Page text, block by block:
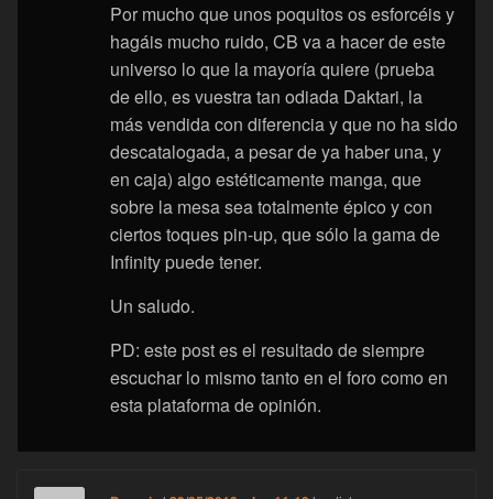
Por mucho que unos poquitos os esforcéis y
hagáis mucho ruido, CB va a hacer de este
universo lo que la mayoría quiere (prueba
de ello, es vuestra tan odiada Daktari, la
más vendida con diferencia y que no ha sido
descatalogada, a pesar de ya haber una, y
en caja) algo estéticamente manga, que
sobre la mesa sea totalmente épico y con
ciertos toques pin-up, que sólo la gama de
Infinity puede tener.
Un saludo.
PD: este post es el resultado de siempre
escuchar lo mismo tanto en el foro como en
esta plataforma de opinión.